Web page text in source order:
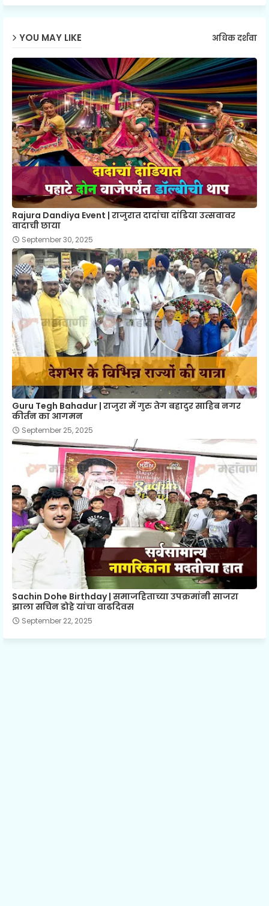
YOU MAY LIKE अधिक दर्शवा
Rajura Dandiya Event | राजुरात दादांचा दांडिया उत्सवावर
वादाची छाया
September 30, 2025
Guru Tegh Bahadur | राजुरा में गुरु तेग बहादुर साहिब नगर
कीर्तन का आगमन
September 25, 2025
Sachin Dohe Birthday | समाजहिताच्या उपक्रमांनी साजरा
झाला सचिन डोहे यांचा वाढदिवस
September 22, 2025